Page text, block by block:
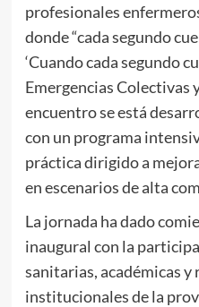
profesionales
donde “cada segundo
‘Cuando cada segundo
Emergencias Colectivas
encuentro se está
con un programa
práctica dirigido a
en escenarios de alta
La jornada ha dado
inaugural con la
sanitarias, académicas
institucionales de la